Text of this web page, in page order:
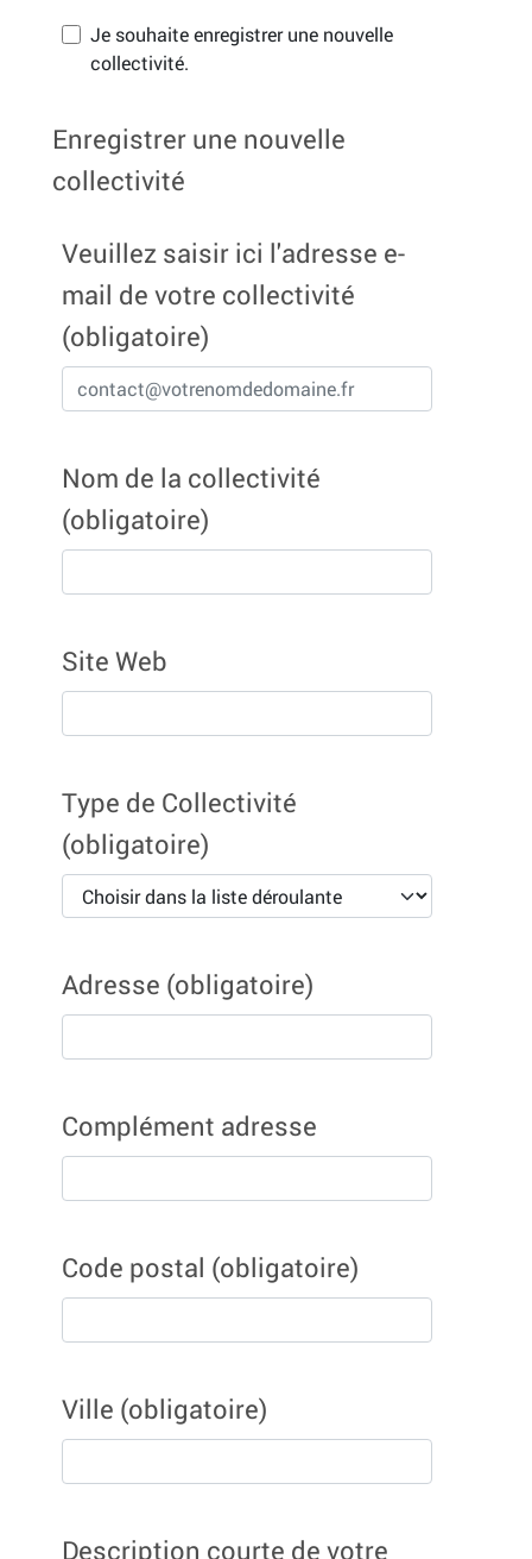
Je souhaite enregistrer une nouvelle
collectivité.
Enregistrer une nouvelle
collectivité
Veuillez saisir ici l'adresse e-
mail de votre collectivité
(obligatoire)
Nom de la collectivité
(obligatoire)
Site Web
Type de Collectivité
(obligatoire)
Adresse (obligatoire)
Complément adresse
Code postal (obligatoire)
Ville (obligatoire)
Description courte de votre